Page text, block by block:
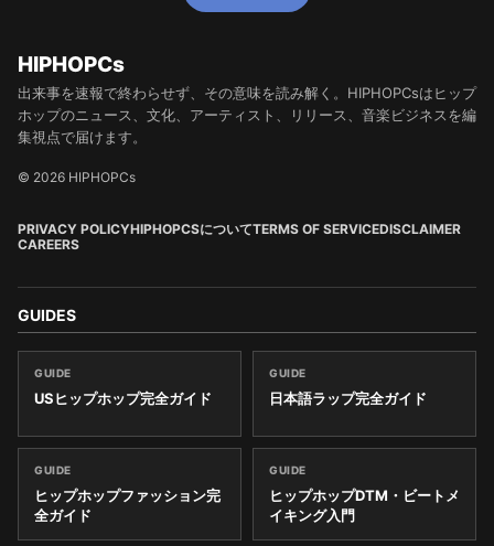
HIPHOPCs
出来事を速報で終わらせず、その意味を読み解く。HIPHOPCsはヒップ
ホップのニュース、文化、アーティスト、リリース、音楽ビジネスを編
集視点で届けます。
© 2026 HIPHOPCs
PRIVACY POLICYHIPHOPCSについてTERMS OF SERVICEDISCLAIMER
CAREERS
GUIDES
GUIDE
USヒップホップ完全ガイド
GUIDE
日本語ラップ完全ガイド
GUIDE
ヒップホップファッション完
全ガイド
GUIDE
ヒップホップDTM・ビートメ
イキング入門